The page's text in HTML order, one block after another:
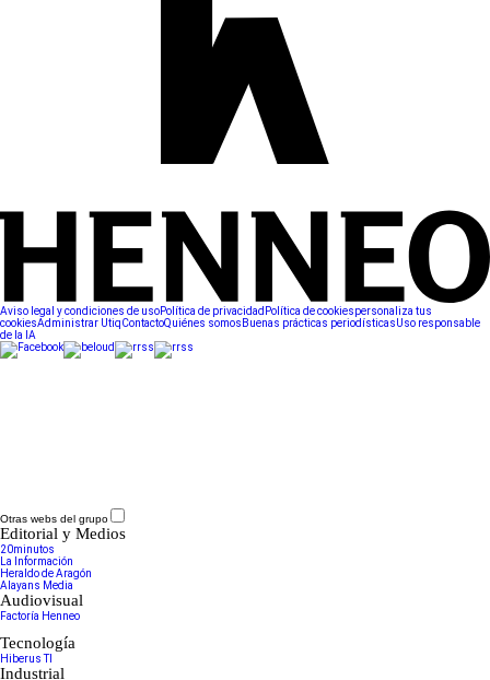
Aviso legal y condiciones de usoPolítica de privacidad Política de cookiespersonaliza tus
cookiesAdministrar UtiqContactoQuiénes somos Buenas prácticas periodísticasUso responsable
de la IA
Otras webs del grupo
Editorial y Medios
20minutos
La Información
Heraldo de Aragón
Alayans Media
Audiovisual
Factoría Henneo
Tecnología
Hiberus TI
Industrial